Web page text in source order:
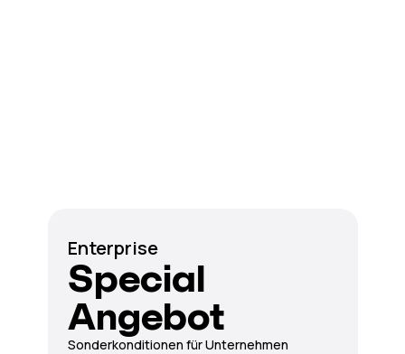
Enterprise
Special
Angebot
Sonderkonditionen für Unternehmen